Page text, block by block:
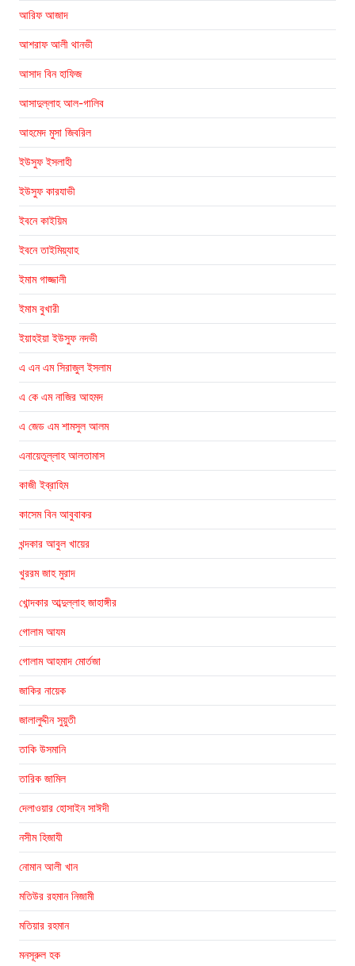
আরিফ আজাদ
আশরাফ আলী থানভী
আসাদ বিন হাফিজ
আসাদুল্লাহ আল-গালিব
আহমেদ মুসা জিবরিল
ইউসুফ ইসলাহী
ইউসুফ কারযাভী
ইবনে কাইয়িম
ইবনে তাইমিয়্যাহ
ইমাম গাজ্জালী
ইমাম বুখারী
ইয়াহইয়া ইউসুফ নদভী
এ এন এম সিরাজুল ইসলাম
এ কে এম নাজির আহমদ
এ জেড এম শামসুল আলম
এনায়েতুল্লাহ আলতামাস
কাজী ইব্রাহিম
কাসেম বিন আবুবাকর
খন্দকার আবুল খায়ের
খুররম জাহ মুরাদ
খোন্দকার আব্দুল্লাহ জাহাঙ্গীর
গোলাম আযম
গোলাম আহমাদ মোর্তজা
জাকির নায়েক
জালালুদ্দীন সুয়ুতী
তাকি উসমানি
তারিক জামিল
দেলাওয়ার হোসাইন সাঈদী
নসীম হিজাযী
নোমান আলী খান
মতিউর রহমান নিজামী
মতিয়ার রহমান
মনসূরুল হক